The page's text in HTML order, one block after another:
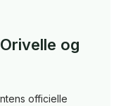
og
officielle